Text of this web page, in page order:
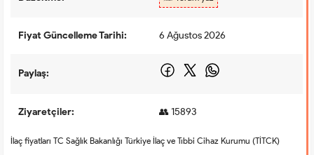
Fiyat Güncelleme Tarihi: 6 Ağustos 2026
Paylaş:
Ziyaretçiler: 👥 15893
İlaç fiyatları TC Sağlık Bakanlığı Türkiye İlaç ve Tıbbi Cihaz Kurumu (TİTCK)